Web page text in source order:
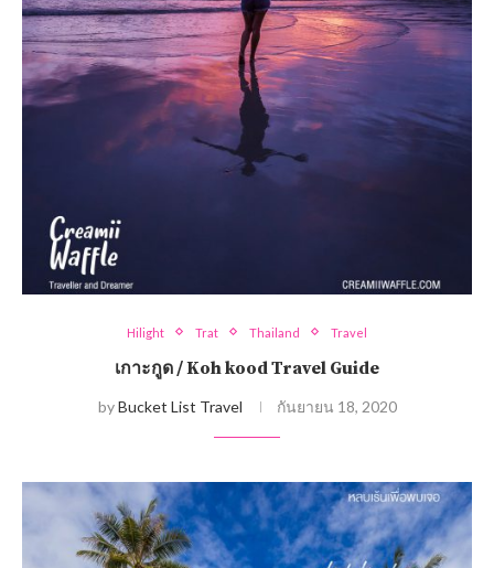
Hilight Trat Thailand Travel
เกาะกูด / Koh kood Travel Guide
byBucket List Travel กันยายน 18, 2020